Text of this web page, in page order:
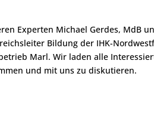
Experten Michael Gerdes, MdB
Bildung der IHK-
Marl. Wir laden alle
und mit uns zu diskutieren.